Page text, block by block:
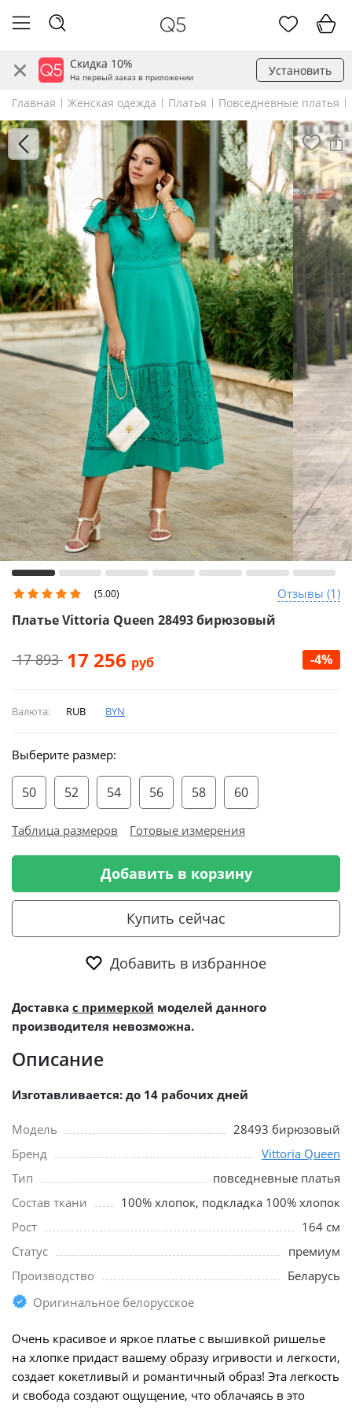
Скидка 10%
На первый заказ в приложении Установить
Главная Женская одежда Платья Повседневные платья
(5.00) Отзывы (1)
Платье Vittoria Queen 28493 бирюзовый
17 893 17 256 руб -4%
Валюта: RUB BYN
Выберите размер:
50 52 54 56 58 60
Таблица размеров Готовые измерения
Добавить в корзину
Купить сейчас
Добавить в избранное
Доставка с примеркой моделей данного
производителя невозможна.
Описание
Изготавливается: до 14 рабочих дней
Модель
28493 бирюзовый
Бренд
Vittoria Queen
Тип
повседневные платья
Состав ткани
100% хлопок, подкладка 100% хлопок
Рост
164 см
Статус
премиум
Производство
Беларусь
Оригинальное белорусское
Очень красивое и яркое платье с вышивкой ришелье
на хлопке придаст вашему образу игривости и легкости,
создает кокетливый и романтичный образ! Эта легкость
и свобода создают ощущение, что облачаясь в это